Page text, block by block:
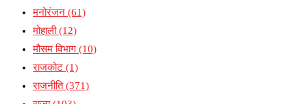
मनोरंजन (61)
मोहाली(12)
मौसम विभाग (10)
राजकोट (1)
राजनीति(371)